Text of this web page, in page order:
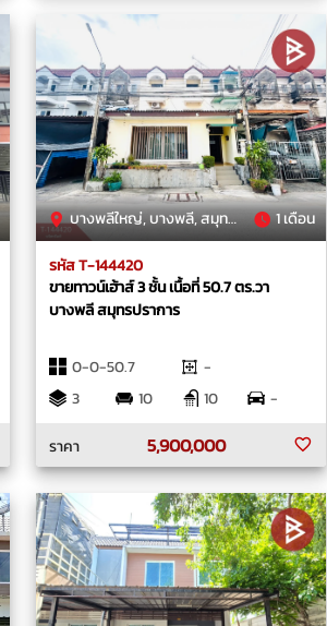
บางพลีใหญ่, บางพลี, สมุทรปราการ 1 เดือน
รหัส T-144420
ขายทาวน์เฮ้าส์ 3 ชั้น เนื้อที่ 50.7 ตร.วา
บางพลี สมุทรปราการ
0-0-50.7
-
3
10 10
-
ราคา
5,900,000